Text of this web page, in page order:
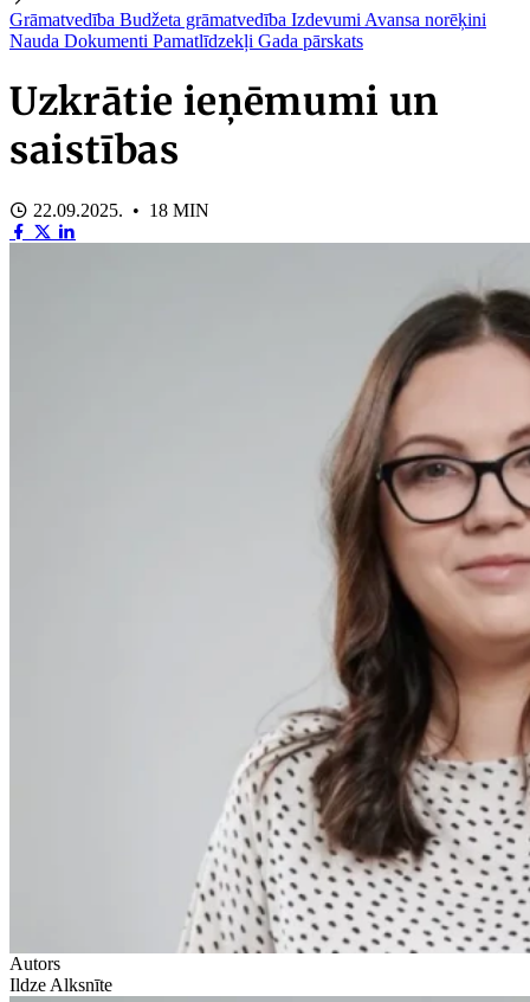
Grāmatvedība Budžeta grāmatvedība Izdevumi Avansa norēķini
Nauda Dokumenti Pamatlīdzekļi Gada pārskats
Uzkrātie ieņēmumi un
saistības
22.09.2025. • 18 MIN
Autors
Ildze Alksnīte